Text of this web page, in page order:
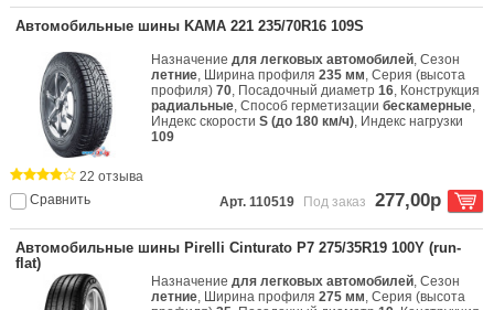
Автомобильные шины KAMA 221 235/70R16 109S
Назначениедля легковых автомобилей, Сезон
летние, Ширина профиля235 мм, Серия (высота
профиля)70, Посадочный диаметр16, Конструкция
радиальные, Способ герметизациибескамерные,
Индекс скоростиS (до 180 км/ч), Индекс нагрузки
109
Сравнить
22 отзыва
Арт. 110519
Под заказ 277,00р
Автомобильные шины Pirelli Cinturato P7 275/35R19 100Y (run-
flat)
Назначениедля легковых автомобилей, Сезон
летние, Ширина профиля275 мм, Серия (высота